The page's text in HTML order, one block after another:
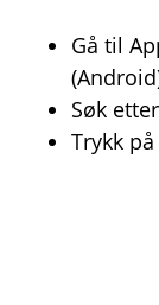
Gå til
Søk
Trykk